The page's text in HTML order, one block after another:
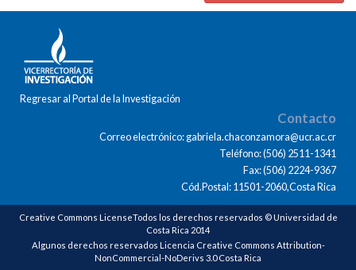
Regresar al Portal de la Investigación
Contacto
Correo electrónico: gabriela.chaconzamora@ucr.ac.cr
Teléfono: (506) 2511-1341
Fax: (506) 2224-9367
Cód.Postal: 11501-2060,Costa Rica
Creative Commons LicenseTodos los derechos reservados © Universidad de
Costa Rica 2014
Algunos derechos reservados Licencia Creative Commons Attribution-
NonCommercial-NoDerivs 3.0 Costa Rica